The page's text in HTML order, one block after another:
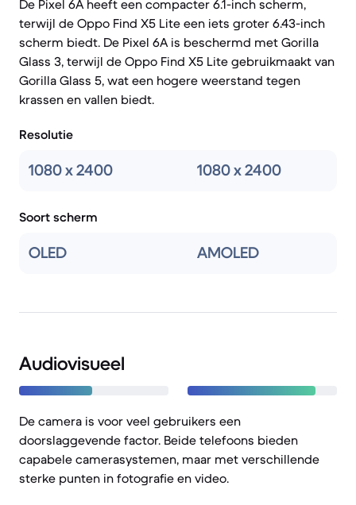
De Pixel 6A heeft een compacter 6.1-inch scherm,
terwijl de Oppo Find X5 Lite een iets groter 6.43-inch
scherm biedt. De Pixel 6A is beschermd met Gorilla
Glass 3, terwijl de Oppo Find X5 Lite gebruikmaakt van
Gorilla Glass 5, wat een hogere weerstand tegen
krassen en vallen biedt.
Resolutie
1080 x 2400 1080 x 2400
Soort scherm
OLED AMOLED
Audiovisueel
De camera is voor veel gebruikers een
doorslaggevende factor. Beide telefoons bieden
capabele camerasystemen, maar met verschillende
sterke punten in fotografie en video.